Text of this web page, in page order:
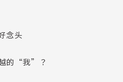
定、慧三无漏学，除此之
、无上的大法，都是一时方
念头
的“我”？